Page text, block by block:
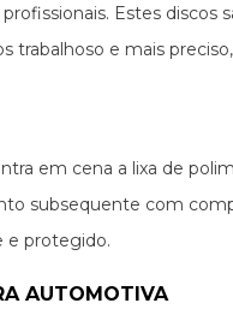
Estes discos
trabalhoso e mais
em cena a lixa de
subsequente com
e protegido.
AUTOMOTIVA